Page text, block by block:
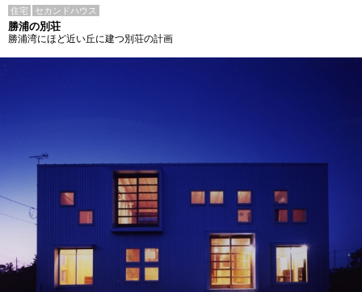
住宅 セカンドハウス
勝浦の別荘
勝浦湾にほど近い丘に建つ別荘の計画